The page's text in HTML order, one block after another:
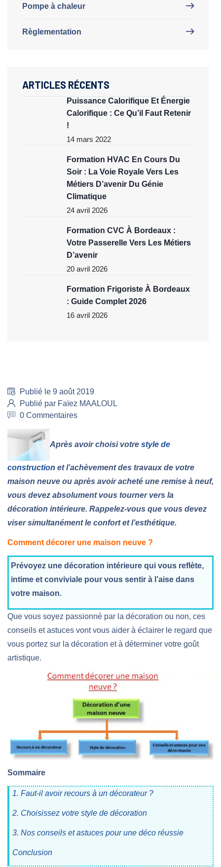
Pompe à chaleur
Règlementation
ARTICLES RÉCENTS
Puissance Calorifique Et Énergie
Calorifique : Ce Qu’il Faut Retenir
!
14 mars 2022
Formation HVAC En Cours Du
Soir : La Voie Royale Vers Les
Métiers D’avenir Du Génie
Climatique
24 avril 2026
Formation CVC À Bordeaux :
Votre Passerelle Vers Les Métiers
D’avenir
20 avril 2026
Formation Frigoriste À Bordeaux
: Guide Complet 2026
16 avril 2026
Publié le 9 août 2019
Publié par Faïez MAALOUL
0 Commentaires
Après avoir choisi votre style de
construction et l’achèvement des travaux de votre
maison neuve ou après avoir acheté une remise à neuf,
vous devez absolument vous tourner vers la
décoration intérieure. Rappelez-vous que vous devez
viser simultanément le confort et l’esthétique.
Comment décorer une maison neuve ?
Prévoyez une décoration intérieure qui vous reflète,
intime et conviviale pour vous sentir à l’aise dans
votre maison.
Que vous soyez passionné par la décoration ou non, ces
conseils et astuces vont vous aider à éclairer le regard que
vous portez sur la décoration et à déterminer votre goût
artistique.
Sommaire
1. Faut-il avoir recours à un décorateur ?
2. Choisissez votre style de décoration
3. Nos conseils et astuces pour une déco réussie
Conclusion